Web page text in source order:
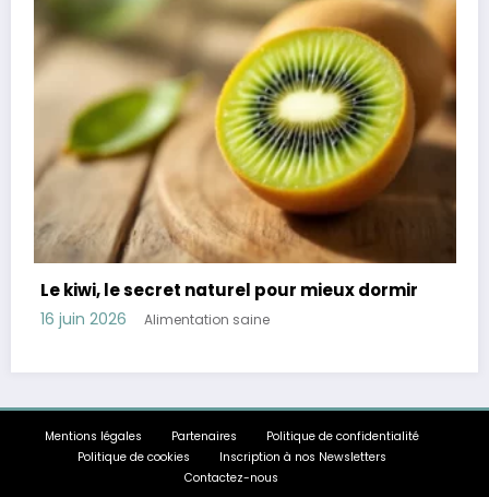
dormir
Révélation : 45 % des Français
troubles digestifs comment les
Mentions légales Partenaires
Politique de confidentialité
Politique de cookies
Inscription à nos Newsletters